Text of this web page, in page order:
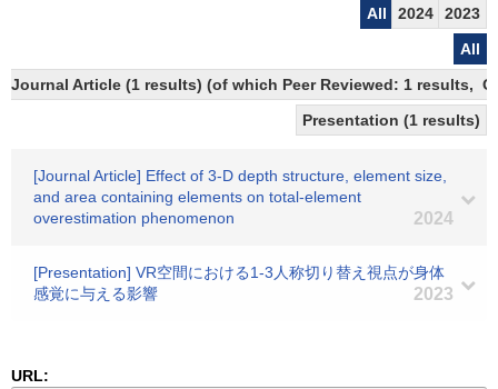
All 2024
2023
All
Journal Article (1 results) (of which Peer Reviewed: 1 results,
Presentation (1 results)
[Journal Article] Effect of 3-D depth structure, element size,
and area containing elements on total-element
overestimation phenomenon
2024
[Presentation] VR空間における1-3人称切り替え視点が身体
感覚に与える影響
2023
URL: